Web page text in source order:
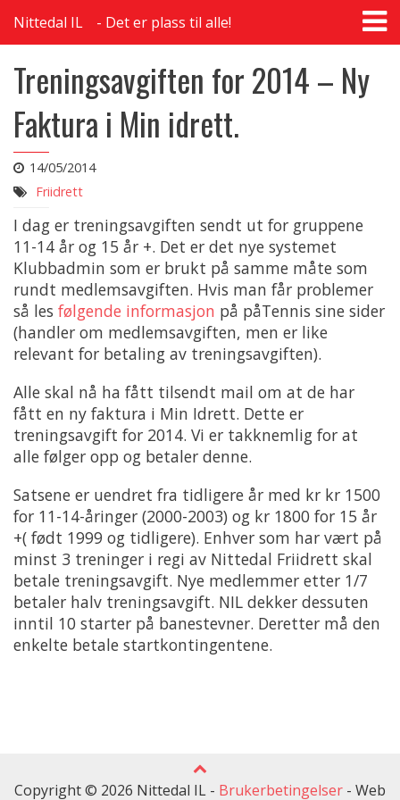
Nittedal IL Det er plass til alle!
Treningsavgiften for 2014 – Ny
Faktura i Min idrett.
14/05/2014
Friidrett
I dag er treningsavgiften sendt ut for gruppene
11-14 år og 15 år +. Det er det nye systemet
Klubbadmin som er brukt på samme måte som
rundt medlemsavgiften. Hvis man får problemer
så les følgende informasjon på påTennis sine sider
(handler om medlemsavgiften, men er like
relevant for betaling av treningsavgiften).
Alle skal nå ha fått tilsendt mail om at de har
fått en ny faktura i Min Idrett. Dette er
treningsavgift for 2014. Vi er takknemlig for at
alle følger opp og betaler denne.
Satsene er uendret fra tidligere år med kr kr 1500
for 11-14-åringer (2000-2003) og kr 1800 for 15 år
+( født 1999 og tidligere). Enhver som har vært på
minst 3 treninger i regi av Nittedal Friidrett skal
betale treningsavgift. Nye medlemmer etter 1/7
betaler halv treningsavgift. NIL dekker dessuten
inntil 10 starter på banestevner. Deretter må den
enkelte betale startkontingentene.
Copyright © 2026 Nittedal IL - Brukerbetingelser - Web